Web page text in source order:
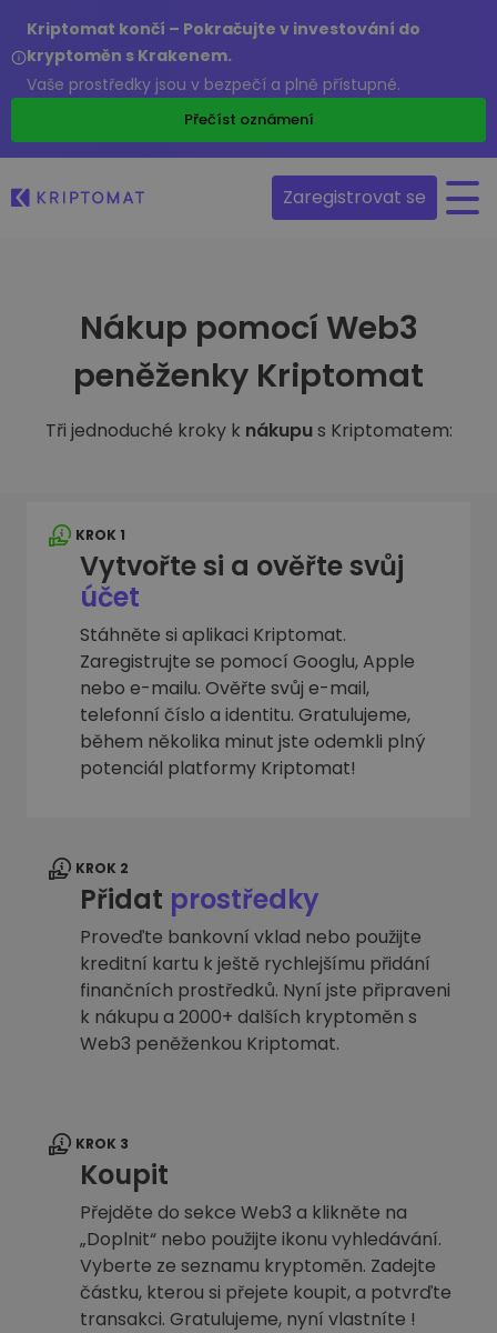
Kriptomat končí – Pokračujte v investování do
kryptoměn s Krakenem.
Vaše prostředky jsou v bezpečí a plně přístupné.
Přečíst oznámení
Zaregistrovat se
Nákup pomocí Web3
peněženky Kriptomat
Tři jednoduché kroky k nákupus Kriptomatem:
KROK 1
Vytvořte si a ověřte svůj
účet
Stáhněte si aplikaci Kriptomat.
Zaregistrujte se pomocí Googlu, Apple
nebo e-mailu. Ověřte svůj e-mail,
telefonní číslo a identitu. Gratulujeme,
během několika minut jste odemkli plný
potenciál platformy Kriptomat!
KROK 2
Přidat prostředky
Proveďte bankovní vklad nebo použijte
kreditní kartu k ještě rychlejšímu přidání
finančních prostředků. Nyní jste připraveni
k nákupu a 2000+ dalších kryptoměn s
Web3 peněženkou Kriptomat.
KROK 3
Koupit
Přejděte do sekce Web3 a klikněte na
„Doplnit“ nebo použijte ikonu vyhledávání.
Vyberte ze seznamu kryptoměn. Zadejte
částku, kterou si přejete koupit, a potvrďte
transakci. Gratulujeme, nyní vlastníte !